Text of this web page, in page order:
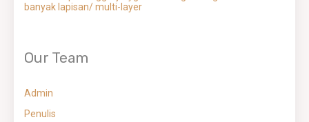
banyak lapisan/ multi-layer
Our Team
Admin
Penulis